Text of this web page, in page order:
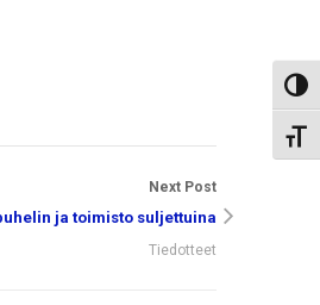
Next Post
ja toimisto suljettuina
Tiedotteet